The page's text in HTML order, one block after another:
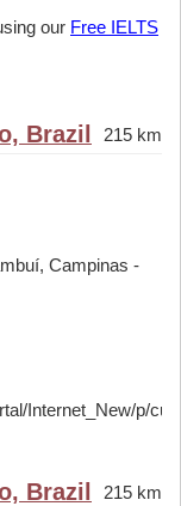
our Free IELTS
Brazil 215 km
Campinas -
Internet_New/p/
Brazil 215 km